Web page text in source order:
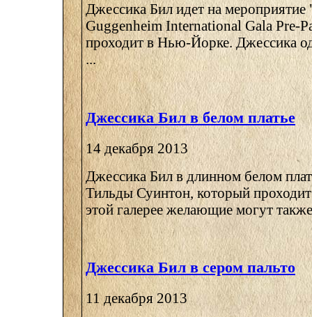
Джессика Бил идет на мероприятие
Guggenheim International Gala Pre-
проходит в Нью-Йорке. Джессика
...
Джессика Бил в белом платье
14 декабря 2013
Джессика Бил в длинном белом
Тильды Суинтон, который
этой галерее желающие могут
Джессика Бил в сером пальто
11 декабря 2013